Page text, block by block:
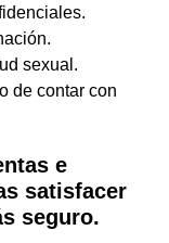
sexual.
de contar con
e
satisfacer
seguro.